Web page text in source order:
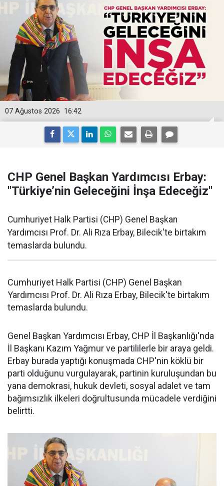
16:42
07 Ağustos 2026
CHP Genel Başkan Yardımcısı Erbay:
"Türkiye’nin Geleceğini İnşa Edeceğiz"
Cumhuriyet Halk Partisi (CHP) Genel Başkan
Yardımcısı Prof. Dr. Ali Rıza Erbay, Bilecik'te birtakım
temaslarda bulundu.
Cumhuriyet Halk Partisi (CHP) Genel Başkan
Yardımcısı Prof. Dr. Ali Rıza Erbay, Bilecik'te birtakım
temaslarda bulundu.
Genel Başkan Yardımcısı Erbay, CHP İl Başkanlığı'nda
İl Başkanı Kazım Yağmur ve partililerle bir araya geldi.
Erbay burada yaptığı konuşmada CHP'nin köklü bir
parti olduğunu vurgulayarak, partinin kuruluşundan bu
yana demokrasi, hukuk devleti, sosyal adalet ve tam
bağımsızlık ilkeleri doğrultusunda mücadele verdiğini
belirtti.